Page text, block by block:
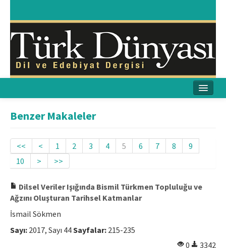
Yayın Kurulu
Yayın İlkeleri
Etik İlkeler
İletişim
Benzer Makaleler
<< < 1 2 3 4 5 6 7 8
9
10
> >>
Dilsel Veriler Işığında Bismil Türkmen Topluluğu ve
Ağzını Oluşturan Tarihsel Katmanlar
İsmail Sökmen
Sayı: 2017, Sayı 44Sayfalar: 215-235
0
3342